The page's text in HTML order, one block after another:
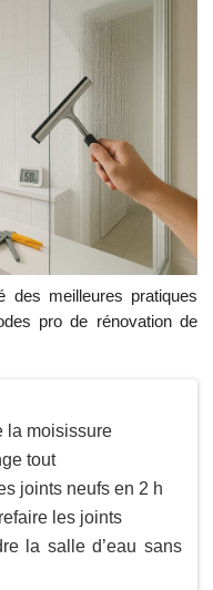
des meilleures pratiques
pro de rénovation de
la moisissure
tout
joints neufs en 2 h
les joints
la salle d’eau sans